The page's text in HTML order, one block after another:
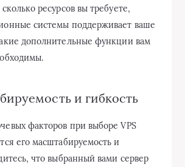
ресурсов вы требуете,
системы поддерживает ваше
дополнительные функции вам
и гибкость
факторов при выборе VPS
его масштабируемость и
что выбранный вами сервер